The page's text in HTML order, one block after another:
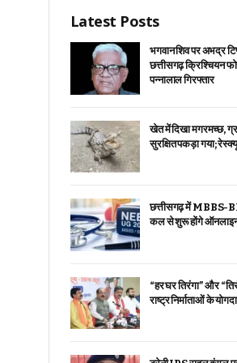
Latest Posts
भगवान शिव पर अभद्र
छत्तीसगढ़ क्रिश्चियन
पन्नालाल गिरफ्तार
खेत में दिखा मगरमच्छ,
सुरक्षित पकड़ा गया;
छत्तीसगढ़ में MBBS-
कल से शुरू होंगे
“हर घर तिरंगा” और
राष्ट्र निर्माताओं के